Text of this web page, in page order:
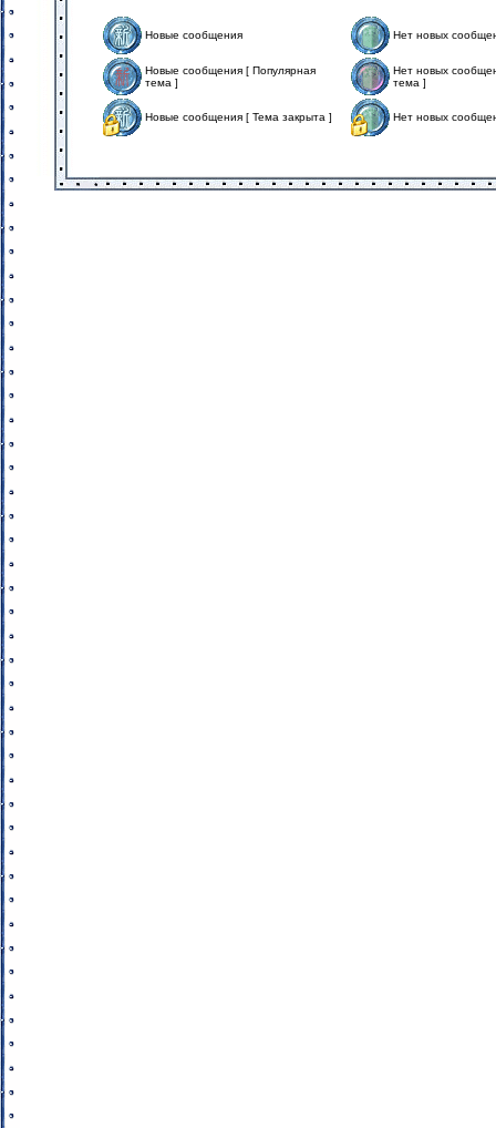
Новые сообщения Нет новых
Новые сообщения [ Популярная
тема ]
Нет новых
тема ]
Новые сообщения [ Тема закрыта ] Нет новых